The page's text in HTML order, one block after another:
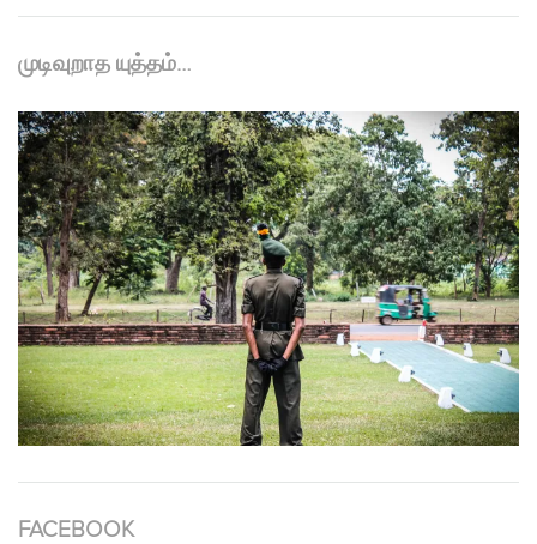
முடிவுறாத யுத்தம்…
FACEBOOK